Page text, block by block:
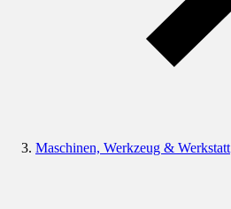
Maschinen, Werkzeug & Werkstatt